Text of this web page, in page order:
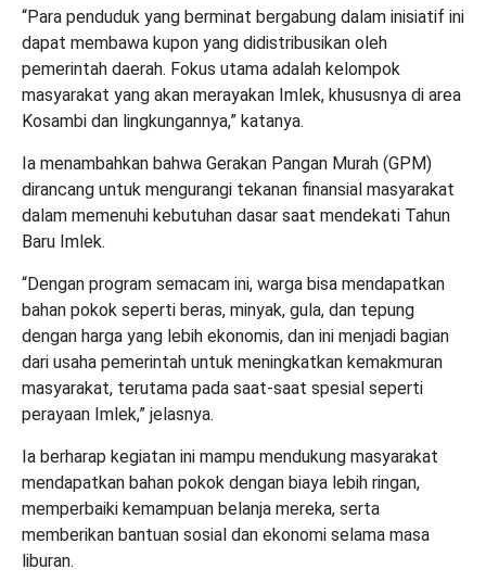
“Para penduduk yang berminat bergabung dalam inisiatif ini
dapat membawa kupon yang didistribusikan oleh
pemerintah daerah. Fokus utama adalah kelompok
masyarakat yang akan merayakan Imlek, khususnya di area
Kosambi dan lingkungannya,” katanya.
Ia menambahkan bahwa Gerakan Pangan Murah (GPM)
dirancang untuk mengurangi tekanan finansial masyarakat
dalam memenuhi kebutuhan dasar saat mendekati Tahun
Baru Imlek.
“Dengan program semacam ini, warga bisa mendapatkan
bahan pokok seperti beras, minyak, gula, dan tepung
dengan harga yang lebih ekonomis, dan ini menjadi bagian
dari usaha pemerintah untuk meningkatkan kemakmuran
masyarakat, terutama pada saat-saat spesial seperti
perayaan Imlek,” jelasnya.
Ia berharap kegiatan ini mampu mendukung masyarakat
mendapatkan bahan pokok dengan biaya lebih ringan,
memperbaiki kemampuan belanja mereka, serta
memberikan bantuan sosial dan ekonomi selama masa
liburan.